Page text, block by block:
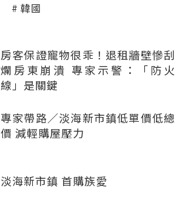
韓國
房客保證寵物很乖！退租牆壁慘刮
爛房東崩潰 專家示警：「防火
線」是關鍵
專家帶路／淡海新市鎮低單價低總
價 減輕購屋壓力
淡海新市鎮 首購族愛